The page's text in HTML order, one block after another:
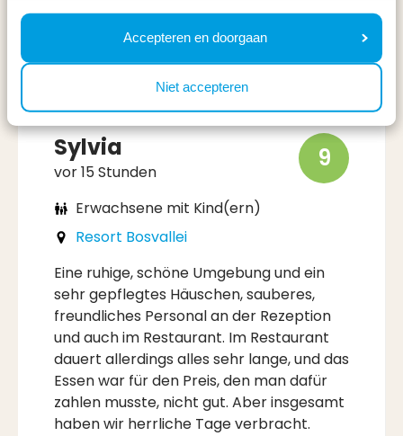
Accepteren en doorgaan
Niet accepteren
Sylvia
vor 15 Stunden 9
Erwachsene mit Kind(ern)
Resort Bosvallei
Eine ruhige, schöne Umgebung und ein
sehr gepflegtes Häuschen, sauberes,
freundliches Personal an der Rezeption
und auch im Restaurant. Im Restaurant
dauert allerdings alles sehr lange, und das
Essen war für den Preis, den man dafür
zahlen musste, nicht gut. Aber insgesamt
haben wir herrliche Tage verbracht.